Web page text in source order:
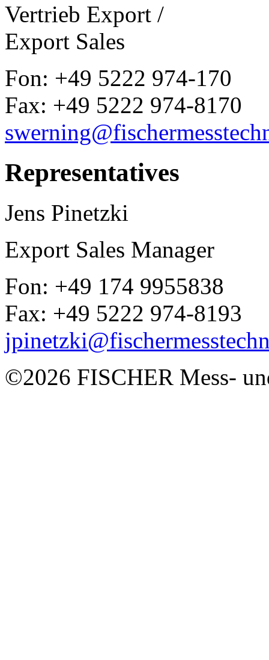
Vertrieb Export /
Export Sales
Fon: +49 5222 974-170
Fax: +49 5222 974-8170
Representatives
Jens Pinetzki
Export Sales Manager
Fon: +49 174 9955838
Fax: +49 5222 974-8193
©2026 FISCHER Mess-